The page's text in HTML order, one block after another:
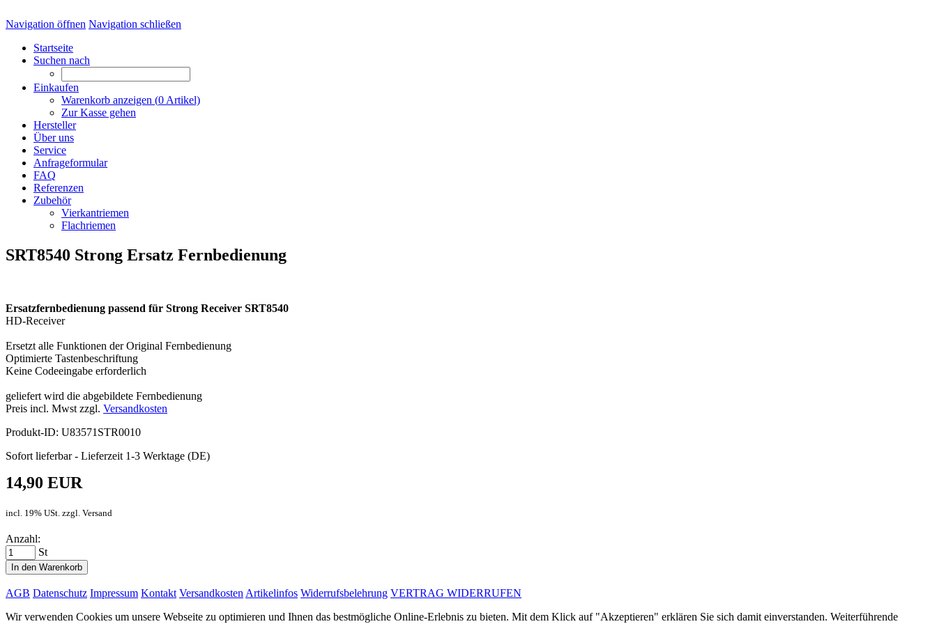
Navigation öffnen Navigation schließen
Startseite
Suchen nach
Einkaufen
Warenkorb anzeigen (0 Artikel)
Zur Kasse gehen
Hersteller
Über uns
Service
Anfrageformular
FAQ
Referenzen
Zubehör
Vierkantriemen
Flachriemen
SRT8540 Strong Ersatz Fernbedienung
Ersatzfernbedienung passend für Strong Receiver SRT8540
HD-Receiver
Ersetzt alle Funktionen der Original Fernbedienung
Optimierte Tastenbeschriftung
Keine Codeeingabe erforderlich
geliefert wird die abgebildete Fernbedienung
Preis incl. Mwst zzgl. Versandkosten
Produkt-ID: U83571STR0010
Sofort lieferbar - Lieferzeit 1-3 Werktage (DE)
14,90 EUR
incl. 19% USt. zzgl. Versand
Anzahl:
St
In den Warenkorb
AGB Datenschutz Impressum Kontakt Versandkosten Artikelinfos Widerrufsbelehrung VERTRAG WIDERRUFEN
Wir verwenden Cookies um unsere Webseite zu optimieren und Ihnen das bestmögliche Online-Erlebnis zu bieten. Mit dem Klick auf "Akzeptieren" erklären Sie sich damit einverstanden. Weiterführende